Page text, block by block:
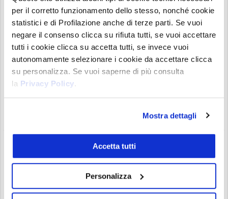
per il corretto funzionamento dello stesso, nonché cookie
statistici e di Profilazione anche di terze parti. Se vuoi
negare il consenso clicca su rifiuta tutti, se vuoi accettare
tutti i cookie clicca su accetta tutti, se invece vuoi
autonomamente selezionare i cookie da accettare clicca
su personalizza. Se vuoi saperne di più consulta
la Privacy Policy.
Mostra dettagli
Accetta tutti
Personalizza
Il Commodity Channel Index, il più delle volte è
identificato con l’abbreviazione CCI, è un indicatore di
analisi tecnica molto versatile. Rientra tra gli oscillatori di
momentum e permette di identificare un nuovo trend o
Prezzo Chiliz: ha azzerato il rialzo di
inizio anno | Ora sul supporto a 0,10$
02/06/23 11:00 Analisi Crypto